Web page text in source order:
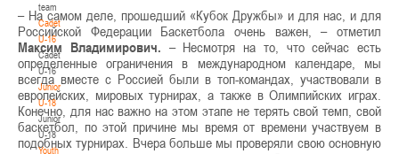
team
Cadets
U-16
Cadets
U-16
Juniors
U-18
Juniors
U-18
Youth
– На самом деле, прошедший «Кубок Дружбы» и для нас, и для
Российской Федерации Баскетбола очень важен, – отметил
Максим Владимирович. – Несмотря на то, что сейчас есть
определенные ограничения в международном календаре, мы
всегда вместе с Россией были в топ-командах, участвовали в
европейских, мировых турнирах, а также в Олимпийских играх.
Конечно, для нас важно на этом этапе не терять свой темп, свой
баскетбол, по этой причине мы время от времени участвуем в
подобных турнирах. Вчера больше мы проверяли свою основную